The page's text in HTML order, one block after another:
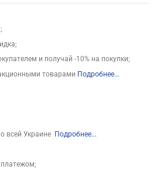
и получай -10% на покупки;
товарами Подробнее...
всей Украине Подробнее...